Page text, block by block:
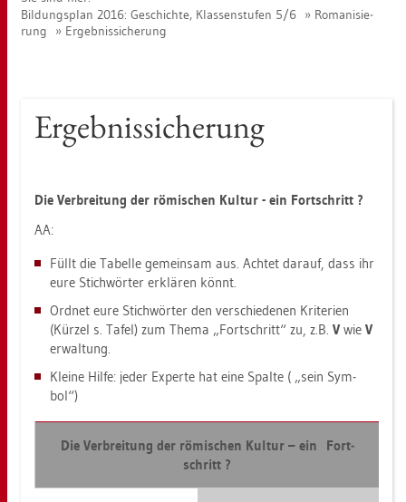
Bil­dungs­plan 2016: Ge­schich­te, Klas­sen­stu­fen 5/6
Ro­ma­ni­sie­
rung
Er­geb­nis­si­che­rung
Er­geb­nis­si­che­rung
Die Ver­brei­tung der rö­mi­schen Kul­tur - ein Fort­schritt ?
AA:
Füllt die Ta­bel­le ge­mein­sam aus. Ach­tet dar­auf, dass ihr
eure Stich­wör­ter er­klä­ren könnt.
Ord­net eure Stich­wör­ter den ver­schie­de­nen Kri­te­ri­en
(Kür­zel s. Tafel) zum Thema „Fort­schritt“ zu, z.B. Vwie V
er­wal­tung.
Klei­ne Hilfe: jeder Ex­per­te hat eine Spal­te ( „sein Sym­
bol“)
Die Ver­brei­tung der rö­mi­schen Kul­tur – ein Fort­
schritt ?